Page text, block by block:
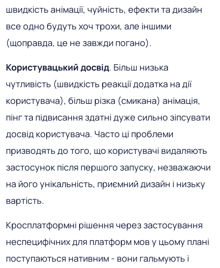
швидкість анімації, чуйність, ефекти та дизайн
все одно будуть хоч трохи, але іншими
(щоправда, це не завжди погано).
Користувацький досвід. Більш низька
чутливість (швидкість реакції додатка на дії
користувача), більш різка (смикана) анімація,
пінг та підвисання здатні дуже сильно зіпсувати
досвід користувача. Часто ці проблеми
призводять до того, що користувачі видаляють
застосунок після першого запуску, незважаючи
на його унікальність, приємний дизайн і низьку
вартість.
Кросплатформні рішення через застосування
неспецифічних для платформ мов у цьому плані
поступаються нативним - вони гальмують і